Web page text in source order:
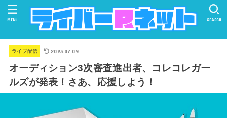
SEARCH
MENU
ライブ配信 2023.07.09
オーディション3次審査進出者、コレコレガー
ルズが発表！さあ、応援しよう！